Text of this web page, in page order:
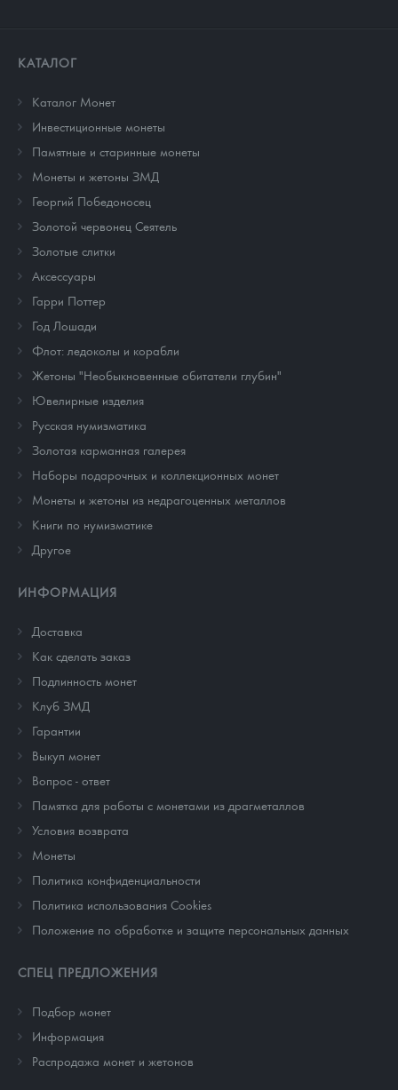
КАТАЛОГ
Каталог Монет
Инвестиционные монеты
Памятные и старинные монеты
Монеты и жетоны ЗМД
Георгий Победоносец
Золотой червонец Сеятель
Золотые слитки
Аксессуары
Гарри Поттер
Год Лошади
Флот: ледоколы и корабли
Жетоны "Необыкновенные обитатели глубин"
Ювелирные изделия
Русская нумизматика
Золотая карманная галерея
Наборы подарочных и коллекционных монет
Монеты и жетоны из недрагоценных металлов
Книги по нумизматике
Другое
ИНФОРМАЦИЯ
Доставка
Как сделать заказ
Подлинность монет
Клуб ЗМД
Гарантии
Выкуп монет
Вопрос - ответ
Памятка для работы с монетами из драгметаллов
Условия возврата
Монеты
Политика конфиденциальности
Политика использования Cookies
Положение по обработке и защите персональных данных
СПЕЦ ПРЕДЛОЖЕНИЯ
Подбор монет
Информация
Распродажа монет и жетонов